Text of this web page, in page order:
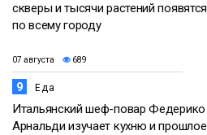
скверы и тысячи растений появятся
по всему городу
07 августа 689
9 Еда
Итальянский шеф-повар Федерико
Арнальди изучает кухню и прошлое